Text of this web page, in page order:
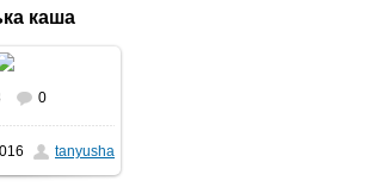
каша
розмірі
/ 324.9Kb
0
tanyusha